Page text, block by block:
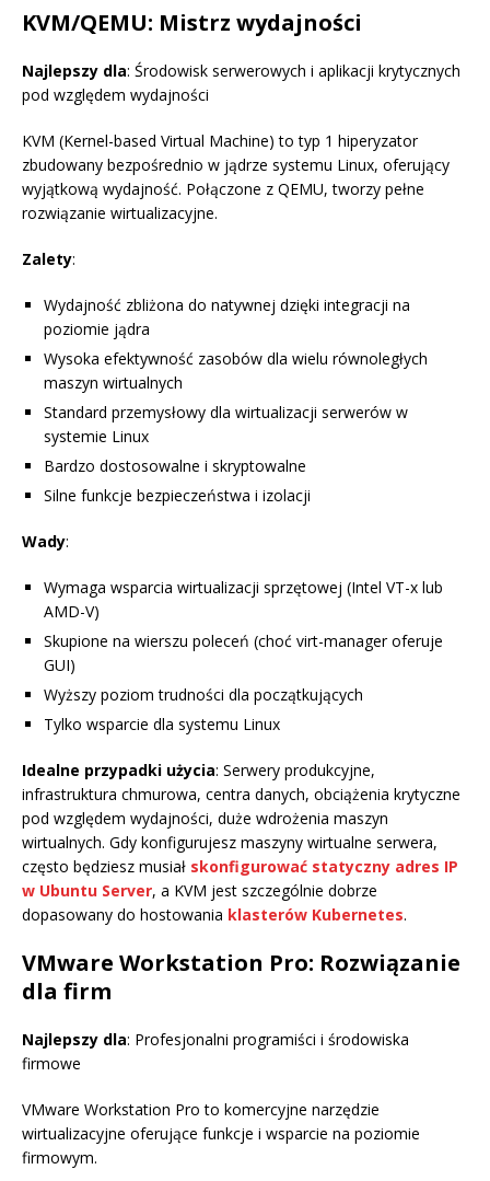
KVM/QEMU: Mistrz wydajności
Najlepszy dla: Środowisk serwerowych i aplikacji krytycznych
pod względem wydajności
KVM (Kernel-based Virtual Machine) to typ 1 hiperyzator
zbudowany bezpośrednio w jądrze systemu Linux, oferujący
wyjątkową wydajność. Połączone z QEMU, tworzy pełne
rozwiązanie wirtualizacyjne.
Zalety:
Wydajność zbliżona do natywnej dzięki integracji na
poziomie jądra
Wysoka efektywność zasobów dla wielu równoległych
maszyn wirtualnych
Standard przemysłowy dla wirtualizacji serwerów w
systemie Linux
Bardzo dostosowalne i skryptowalne
Silne funkcje bezpieczeństwa i izolacji
Wady:
Wymaga wsparcia wirtualizacji sprzętowej (Intel VT-x lub
AMD-V)
Skupione na wierszu poleceń (choć virt-manager oferuje
GUI)
Wyższy poziom trudności dla początkujących
Tylko wsparcie dla systemu Linux
Idealne przypadki użycia: Serwery produkcyjne,
infrastruktura chmurowa, centra danych, obciążenia krytyczne
pod względem wydajności, duże wdrożenia maszyn
wirtualnych. Gdy konfigurujesz maszyny wirtualne serwera,
często będziesz musiał skonfigurować statyczny adres IP
w Ubuntu Server, a KVM jest szczególnie dobrze
dopasowany do hostowania klasterów Kubernetes.
VMware Workstation Pro: Rozwiązanie
dla firm
Najlepszy dla: Profesjonalni programiści i środowiska
firmowe
VMware Workstation Pro to komercyjne narzędzie
wirtualizacyjne oferujące funkcje i wsparcie na poziomie
firmowym.